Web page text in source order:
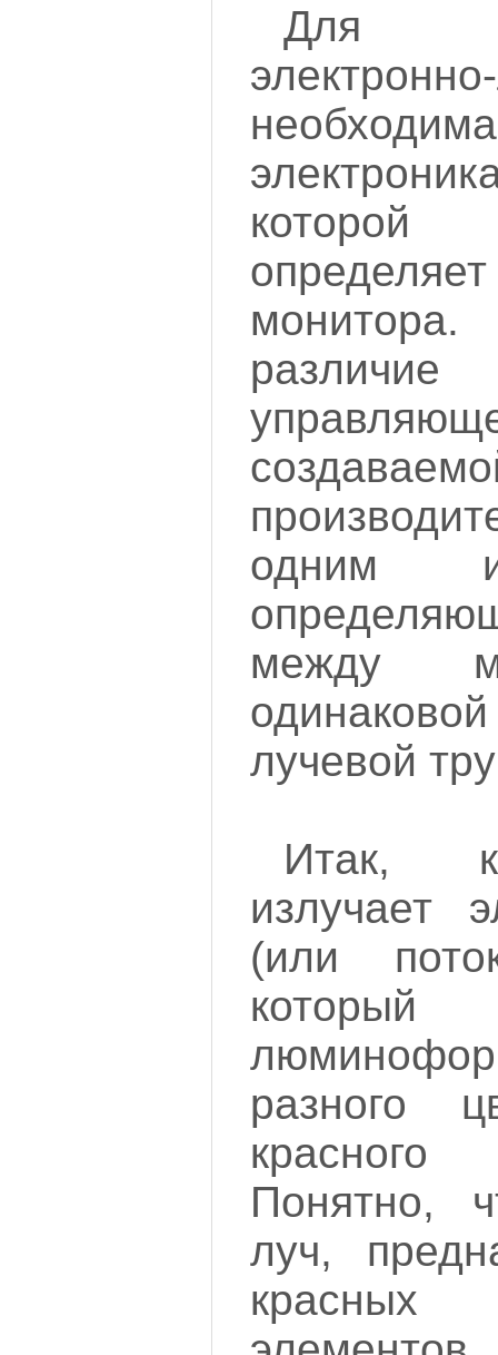
Для
монитора.
одним
между
лучевой
Итак,
излучает
(или
разного
Понятно,
луч,
красных